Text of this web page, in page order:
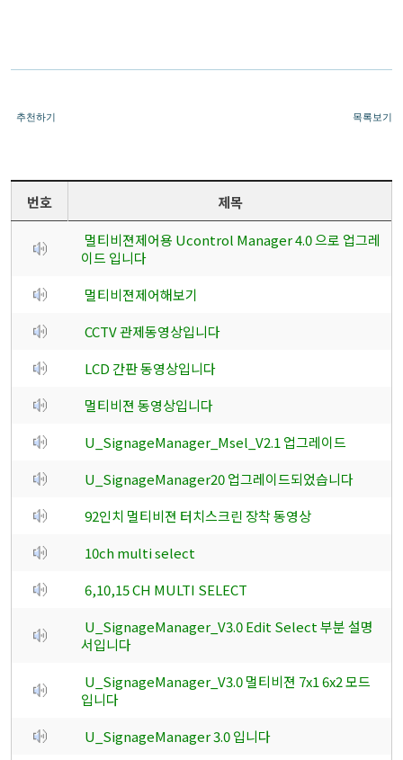
추천하기 목록보기
번호
제목
멀티비젼제어용 Ucontrol Manager 4.0 으로 업그레
이드 입니다
멀티비젼제어해보기
CCTV 관제동영상입니다
LCD 간판 동영상입니다
멀티비젼 동영상입니다
U_SignageManager_Msel_V2.1 업그레이드
U_SignageManager20 업그레이드되었습니다
92인치 멀티비젼 터치스크린 장착 동영상
10ch multi select
6,10,15 CH MULTI SELECT
U_SignageManager_V3.0 Edit Select 부분 설명
서입니다
U_SignageManager_V3.0 멀티비젼 7x1 6x2 모드
입니다
U_SignageManager 3.0 입니다